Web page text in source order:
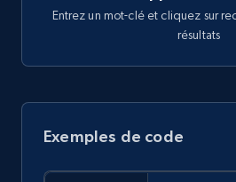
Entrez un mot-clé et cliquez sur
résultats
Exemples de code